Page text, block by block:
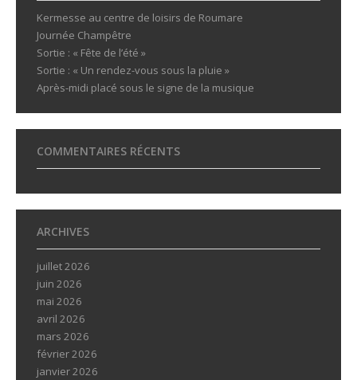
Kermesse au centre de loisirs de Roumare
Journée Champêtre
Sortie : « Fête de l’été »
Sortie : « Un rendez-vous sous la pluie »
Après-midi placé sous le signe de la musique
COMMENTAIRES RÉCENTS
ARCHIVES
juillet 2026
juin 2026
mai 2026
avril 2026
mars 2026
février 2026
janvier 2026